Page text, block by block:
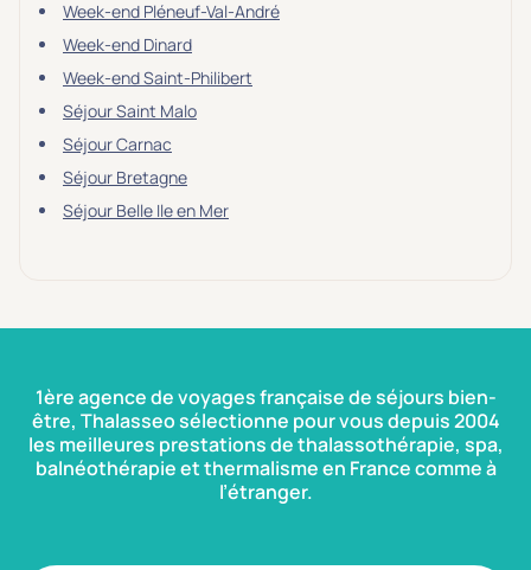
Week-end Pléneuf-Val-André
Week-end Dinard
Week-end Saint-Philibert
Séjour Saint Malo
Séjour Carnac
Séjour Bretagne
Séjour Belle Ile en Mer
1ère agence de voyages française de séjours bien-
être, Thalasseo sélectionne pour vous depuis 2004
les meilleures prestations de thalassothérapie, spa,
balnéothérapie et thermalisme en France comme à
l’étranger.